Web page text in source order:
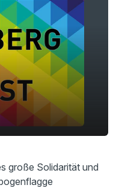
große Solidarität und